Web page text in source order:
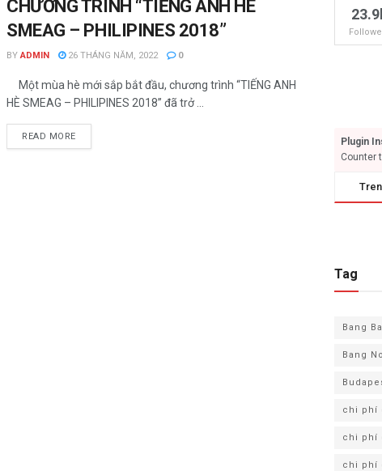
CHƯƠNG TRÌNH “TIẾNG ANH HÈ
SMEAG – PHILIPINES 2018”
BY ADMIN 26 THÁNG NĂM, 2022 0
Một mùa hè mới sắp bắt đầu, chương trình “TIẾNG ANH
HÈ SMEAG – PHILIPINES 2018” đã trở ...
READ MORE Plugin
Counter
Tag
Bang
Bang
chi phí
chi phí
chi phí